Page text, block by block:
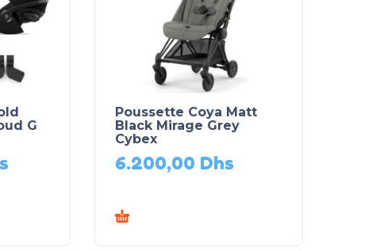
G
Poussette Coya Matt
Black Mirage Grey
Cybex
6.200,00 Dhs